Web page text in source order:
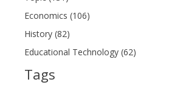
Economics (106)
History (82)
Educational Technology (62)
Tags